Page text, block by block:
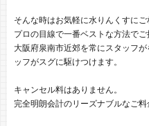
そんな時はお気軽に水りんくすにご
プロの目線で一番ベストな方法でご
大阪府泉南市近郊を常にスタッフ
ッフがスグに駆けつけます。
キャンセル料はありません。
完全明朗会計のリーズナブルなご料